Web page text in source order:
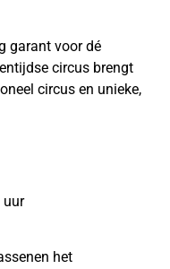
garant voor dé
circus brengt
circus en unieke,
uur
het